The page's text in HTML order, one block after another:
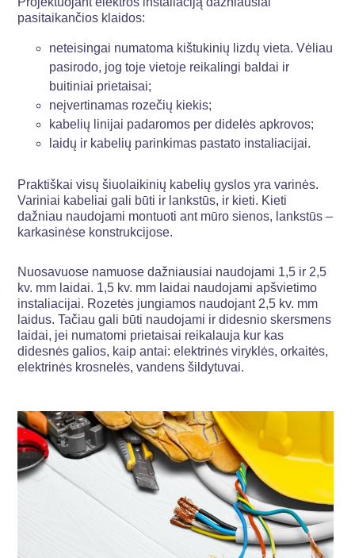
pasitaikančios klaidos:
neteisingai numatoma kištukinių lizdų vieta. Vėliau
pasirodo, jog toje vietoje reikalingi baldai ir
buitiniai prietaisai;
neįvertinamas rozečių kiekis;
kabelių linijai padaromos per didelės apkrovos;
laidų ir kabelių parinkimas pastato instaliacijai.
Praktiškai visų šiuolaikinių kabelių gyslos yra varinės.
Variniai kabeliai gali būti ir lankstūs, ir kieti. Kieti
dažniau naudojami montuoti ant mūro sienos, lankstūs –
karkasinėse konstrukcijose.
Nuosavuose namuose dažniausiai naudojami 1,5 ir 2,5
kv. mm laidai. 1,5 kv. mm laidai naudojami apšvietimo
instaliacijai. Rozetės jungiamos naudojant 2,5 kv. mm
laidus. Tačiau gali būti naudojami ir didesnio skersmens
laidai, jei numatomi prietaisai reikalauja kur kas
didesnės galios, kaip antai: elektrinės viryklės, orkaitės,
elektrinės krosnelės, vandens šildytuvai.